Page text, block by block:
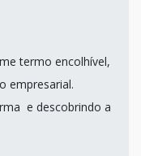
termo encolhível,
empresarial.
e descobrindo a